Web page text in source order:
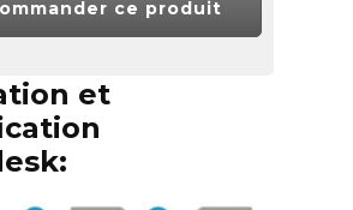
ce produit
et